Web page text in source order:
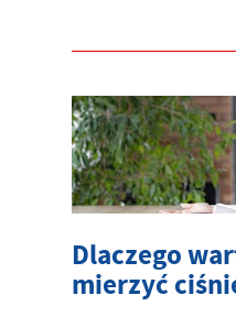
Dlaczego
mierzyć